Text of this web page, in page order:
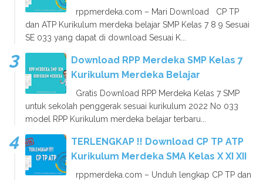
rppmerdeka.com – Mari Download CP TP
dan ATP Kurikulum merdeka belajar SMP Kelas 7 8 9 Sesuai
SE 033 yang dapat di download Sesuai K...
Download RPP Merdeka SMP Kelas 7
Kurikulum Merdeka Belajar
Gratis Download RPP Merdeka Kelas 7 SMP
untuk sekolah penggerak sesuai kurikulum 2022 No 033
model RPP Kurikulum merdeka belajar terbaru...
TERLENGKAP !! Download CP TP ATP
Kurikulum Merdeka SMA Kelas X XI XII
rppmerdeka.com – Unduh lengkap CP TP dan